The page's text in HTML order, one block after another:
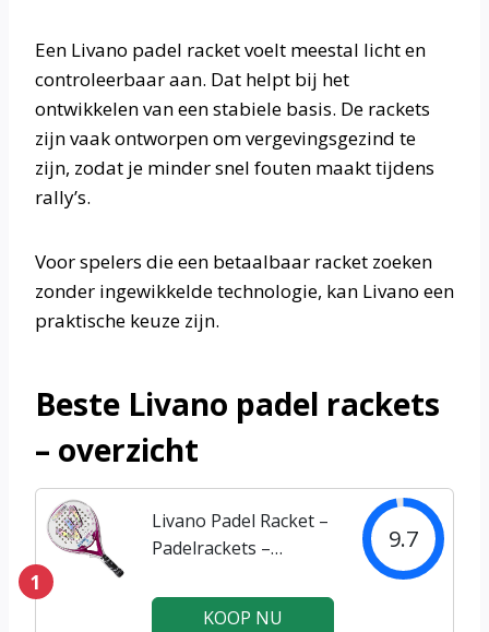
Een Livano padel racket voelt meestal licht en
controleerbaar aan. Dat helpt bij het
ontwikkelen van een stabiele basis. De rackets
zijn vaak ontworpen om vergevingsgezind te
zijn, zodat je minder snel fouten maakt tijdens
rally’s.
Voor spelers die een betaalbaar racket zoeken
zonder ingewikkelde technologie, kan Livano een
praktische keuze zijn.
Beste Livano padel rackets
– overzicht
1
Livano Padel Racket –
Padelrackets –
9.7
KOOP NU